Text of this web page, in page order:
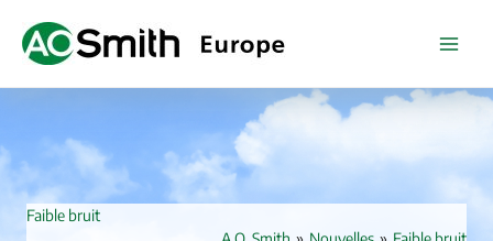
content
Faible bruit